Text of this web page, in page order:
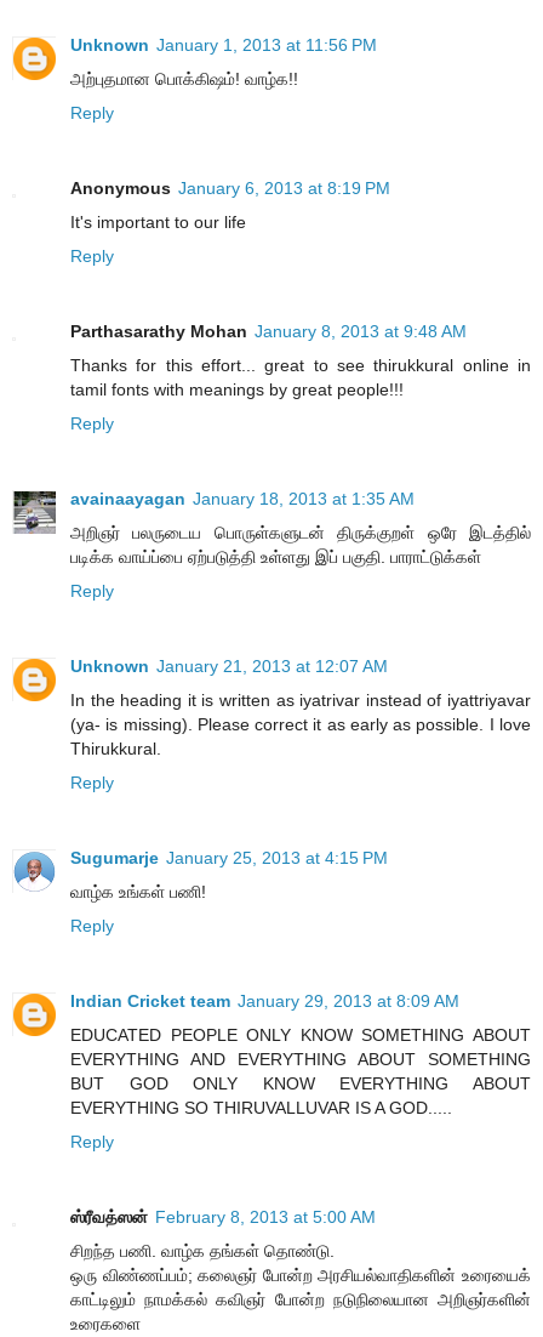
Unknown January 1, 2013 at 11:56 PM
அற்புதமான பொக்கிஷம்! வாழ்க!!
Reply
Anonymous January 6, 2013 at 8:19 PM
It's important to our life
Reply
Parthasarathy Mohan January 8, 2013 at 9:48 AM
Thanks for this effort... great to see thirukkural online in
tamil fonts with meanings by great people!!!
Reply
avainaayagan January 18, 2013 at 1:35 AM
அறிஞர் பலருடைய பொருள்களுடன் திருக்குறள் ஒரே இடத்தில்
படிக்க வாய்ப்பை ஏற்படுத்தி உள்ளது இப் பகுதி. பாராட்டுக்கள்
Reply
Unknown January 21, 2013 at 12:07 AM
In the heading it is written as iyatrivar instead of iyattriyavar
(ya- is missing). Please correct it as early as possible. I love
Thirukkural.
Reply
Sugumarje January 25, 2013 at 4:15 PM
வாழ்க உங்கள் பணி!
Reply
Indian Cricket team January 29, 2013 at 8:09 AM
EDUCATED PEOPLE ONLY KNOW SOMETHING ABOUT
EVERYTHING AND EVERYTHING ABOUT SOMETHING
BUT GOD ONLY KNOW EVERYTHING ABOUT
EVERYTHING SO THIRUVALLUVAR IS A GOD.....
Reply
ஸ்ரீவத்ஸன் February 8, 2013 at 5:00 AM
சிறந்த பணி. வாழ்க தங்கள் தொண்டு.
ஒரு விண்ணப்பம்; கலைஞர் போன்ற அரசியல்வாதிகளின் உரையைக்
காட்டிலும் நாமக்கல் கவிஞர் போன்ற நடுநிலையான அறிஞர்களின்
உரைகளை